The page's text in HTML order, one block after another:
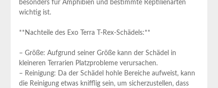
besonders für Amphibien und bestimmte Reptilienarten
wichtig ist.
**Nachteile des Exo Terra T-Rex-Schädels:**
– Größe: Aufgrund seiner Größe kann der Schädel in
kleineren Terrarien Platzprobleme verursachen.
– Reinigung: Da der Schädel hohle Bereiche aufweist, kann
die Reinigung etwas knifflig sein, um sicherzustellen, dass